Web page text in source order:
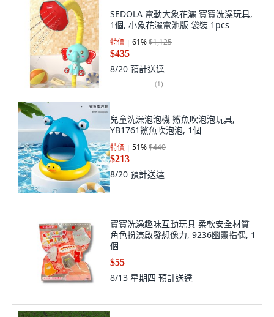
SEDOLA 電動大象花灑 寶寶洗澡玩具,
1個, 小象花灑電池版 袋裝 1pcs
特價 61%$1,125
$435
8/20 預計送達
(1)
兒童洗澡泡泡機 鯊魚吹泡泡玩具,
YB1761鯊魚吹泡泡, 1個
特價 51%$440
$213
8/20 預計送達
寶寶洗澡趣味互動玩具 柔軟安全材質
角色扮演啟發想像力, 9236幽靈指偶, 1
個
$55
8/13 星期四 預計送達